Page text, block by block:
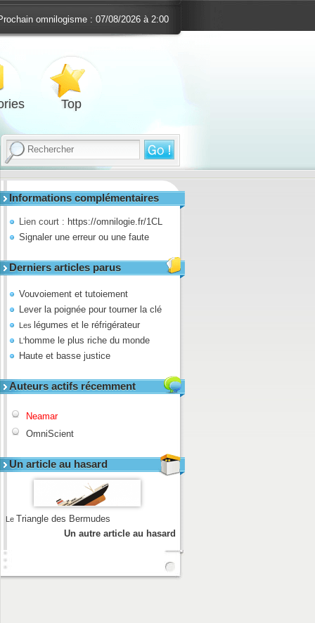
omnilogisme : 07/08/2026 à 2:00
Top
Informations complémentaires
Lien court : https://omnilogie.fr/1CL
Signaler une erreur ou une faute
Derniers articles parus
Vouvoiement et tutoiement
Lever la poignée pour tourner la clé
Les légumes et le réfrigérateur
L'homme le plus riche du monde
Haute et basse justice
Auteurs actifs récemment
Neamar
OmniScient
Un article au hasard
Le Triangle des Bermudes
Un autre article au hasard